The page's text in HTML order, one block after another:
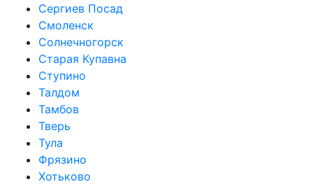
Сергиев Посад
Смоленск
Солнечногорск
Старая Купавна
Ступино
Талдом
Тамбов
Тверь
Тула
Фрязино
Хотьково